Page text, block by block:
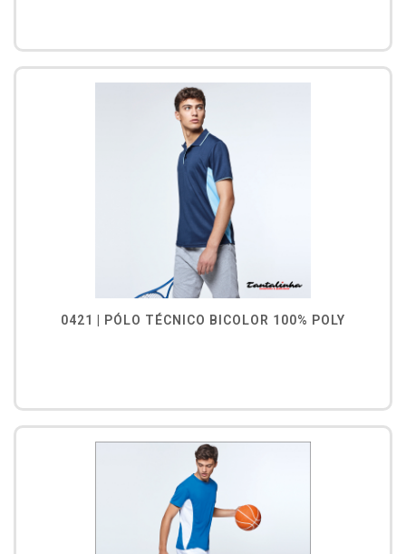
0421 | PÓLO TÉCNICO BICOLOR 100% POLY